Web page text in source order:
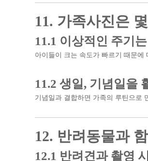
11. 가족사진은
11.1 이상적인 주기
아이들이 크는 속도가 빠르기 때문에
11.2 생일, 기념일을
기념일과 결합하면 가족의 루틴으로
12. 반려동물과
12.1 반려견과 촬영